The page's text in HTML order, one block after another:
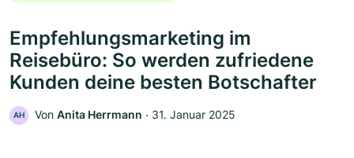
Empfehlungsmarketing im
Reisebüro: So werden zufriedene
Kunden deine besten Botschafter
AH Von Anita Herrmann ‧ 31. Januar 2025